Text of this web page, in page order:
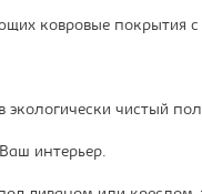
ковровые покрытия
чистый
интерьер.